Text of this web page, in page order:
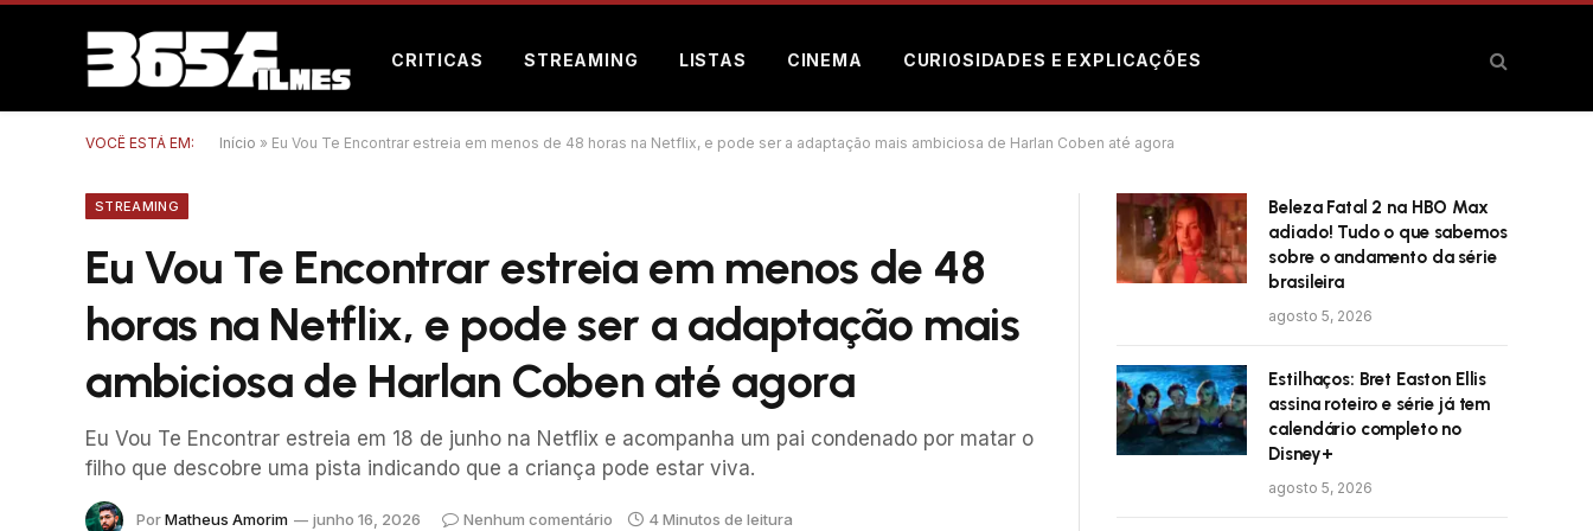
CRITICAS STREAMING LISTAS CINEMA CURIOSIDADES E EXPLICAÇÕES
VOCÊ ESTÁ EM: Início » Eu Vou Te Encontrar estreia em menos de 48 horas na Netflix, e pode ser a adaptação mais ambiciosa de Harlan Coben até agora
STREAMING
Eu Vou Te Encontrar estreia em menos de 48
horas na Netflix, e pode ser a adaptação mais
ambiciosa de Harlan Coben até agora
Eu Vou Te Encontrar estreia em 18 de junho na Netflix e acompanha um pai condenado por matar o
filho que descobre uma pista indicando que a criança pode estar viva.
PorMatheus Amorim junho 16, 2026 Nenhum comentário 4 Minutos de leitura
Beleza Fatal 2 na HBO Max
adiado! Tudo o que sabemos
sobre o andamento da série
brasileira
agosto 5, 2026
Estilhaços: Bret Easton Ellis
assina roteiro e série já tem
calendário completo no
Disney+
agosto 5, 2026